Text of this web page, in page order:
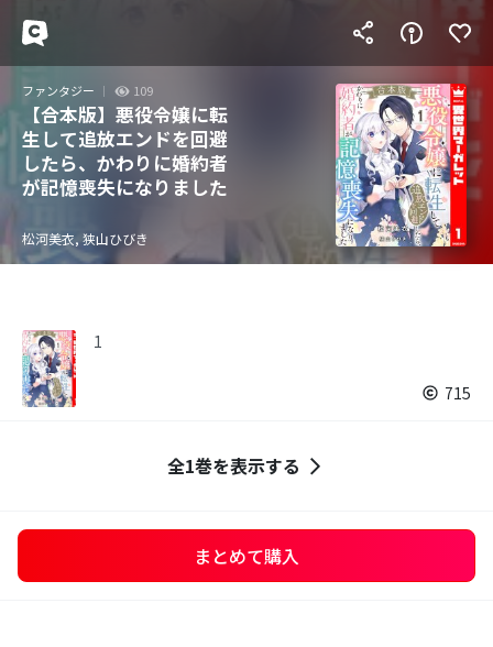
ファンタジー 109
【合本版】悪役令嬢に転
生して追放エンドを回避
したら、かわりに婚約者
が記憶喪失になりました
松河美衣, 狭山ひびき
1
715
全1巻を表示する
まとめて購入